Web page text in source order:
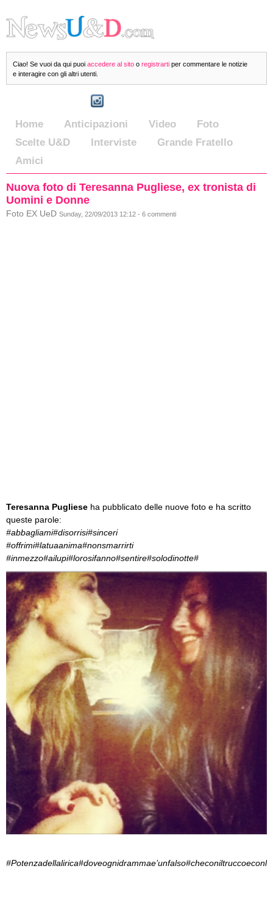
Ciao! Se vuoi da qui puoi accedere al sito o registrarti per commentare le notizie
e interagire con gli altri utenti.
Home Anticipazioni Video
Foto
Scelte U&D
Interviste
Grande Fratello
Amici
Nuova foto di Teresanna Pugliese, ex tronista di
Uomini e Donne
Foto EX UeD Sunday, 22/09/2013 12:12 - 6 commenti
Teresanna Pugliese ha pubblicato delle nuove foto e ha scritto
queste parole:
#abbagliami#disorrisi#sinceri
#offrimi#latuaanima#nonsmarrirti
#inmezzo#ailupi#lorosifanno#sentire#solodinotte#